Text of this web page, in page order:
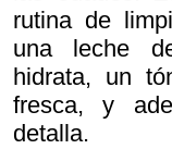
rutina de
una leche
hidrata, un
fresca, y
detalla.